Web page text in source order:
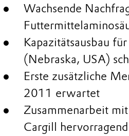
Wachsende
Kapazitätsausbau
(Nebraska, USA)
Erste zusätzliche
2011 erwartet
Zusammenarbeit
Cargill hervorragend